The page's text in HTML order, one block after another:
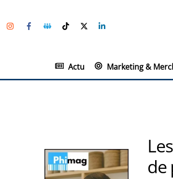
to
InstagramFacebookGroupe
Facebook
TikTokTwitter
Actu Marketing &
de